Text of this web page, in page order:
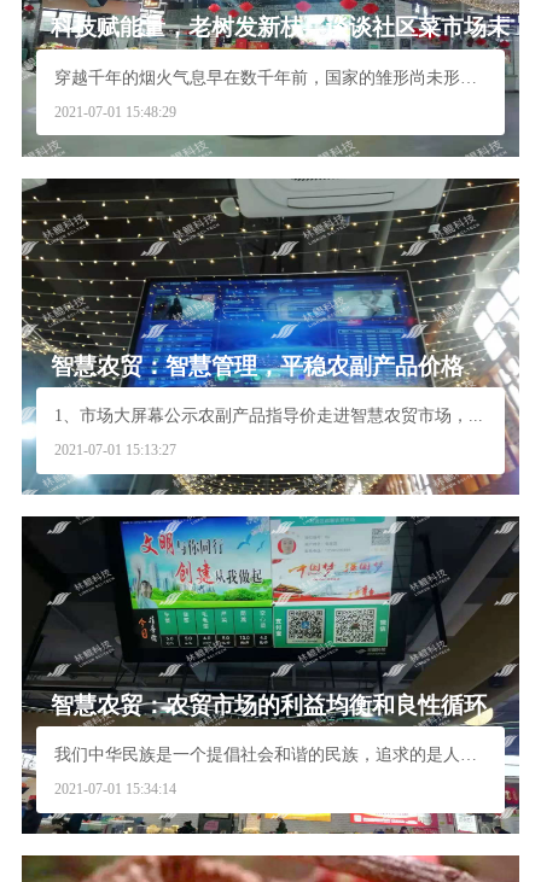
科技赋能量，老树发新枝—谈谈社区菜市场未
来的发展方向
穿越千年的烟火气息早在数千年前，国家的雏形尚未形成...
2021-07-01 15:48:29
智慧农贸：智慧管理，平稳农副产品价格
1、市场大屏幕公示农副产品指导价走进智慧农贸市场，...
2021-07-01 15:13:27
智慧农贸：农贸市场的利益均衡和良性循环
2021-07-01 15:34:14